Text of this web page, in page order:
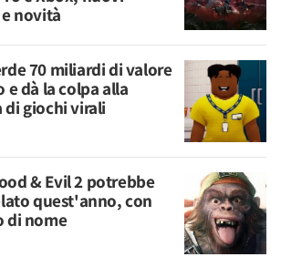
novità
70 miliardi di valore
e dà la colpa alla
di giochi virali
& Evil 2 potrebbe
quest'anno, con
di nome